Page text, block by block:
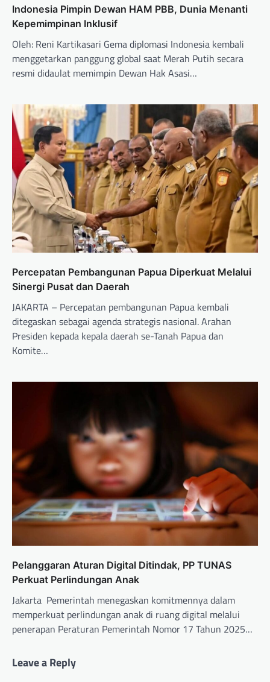
Indonesia Pimpin Dewan HAM PBB, Dunia Menanti
Kepemimpinan Inklusif
Oleh: Reni Kartikasari Gema diplomasi Indonesia kembali
menggetarkan panggung global saat Merah Putih secara
resmi didaulat memimpin Dewan Hak Asasi…
Percepatan Pembangunan Papua Diperkuat Melalui
Sinergi Pusat dan Daerah
JAKARTA – Percepatan pembangunan Papua kembali
ditegaskan sebagai agenda strategis nasional. Arahan
Presiden kepada kepala daerah se-Tanah Papua dan
Komite…
Pelanggaran Aturan Digital Ditindak, PP TUNAS
Perkuat Perlindungan Anak
Jakarta  Pemerintah menegaskan komitmennya dalam
memperkuat perlindungan anak di ruang digital melalui
penerapan Peraturan Pemerintah Nomor 17 Tahun 2025…
Leave a Reply